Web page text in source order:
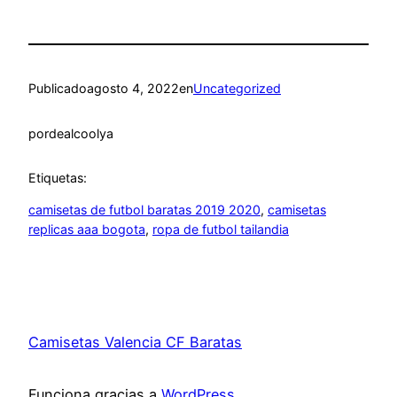
Publicadoagosto 4, 2022enUncategorized
pordealcoolya
Etiquetas:
camisetas de futbol baratas 2019 2020, camisetas
replicas aaa bogota, ropa de futbol tailandia
Camisetas Valencia CF Baratas